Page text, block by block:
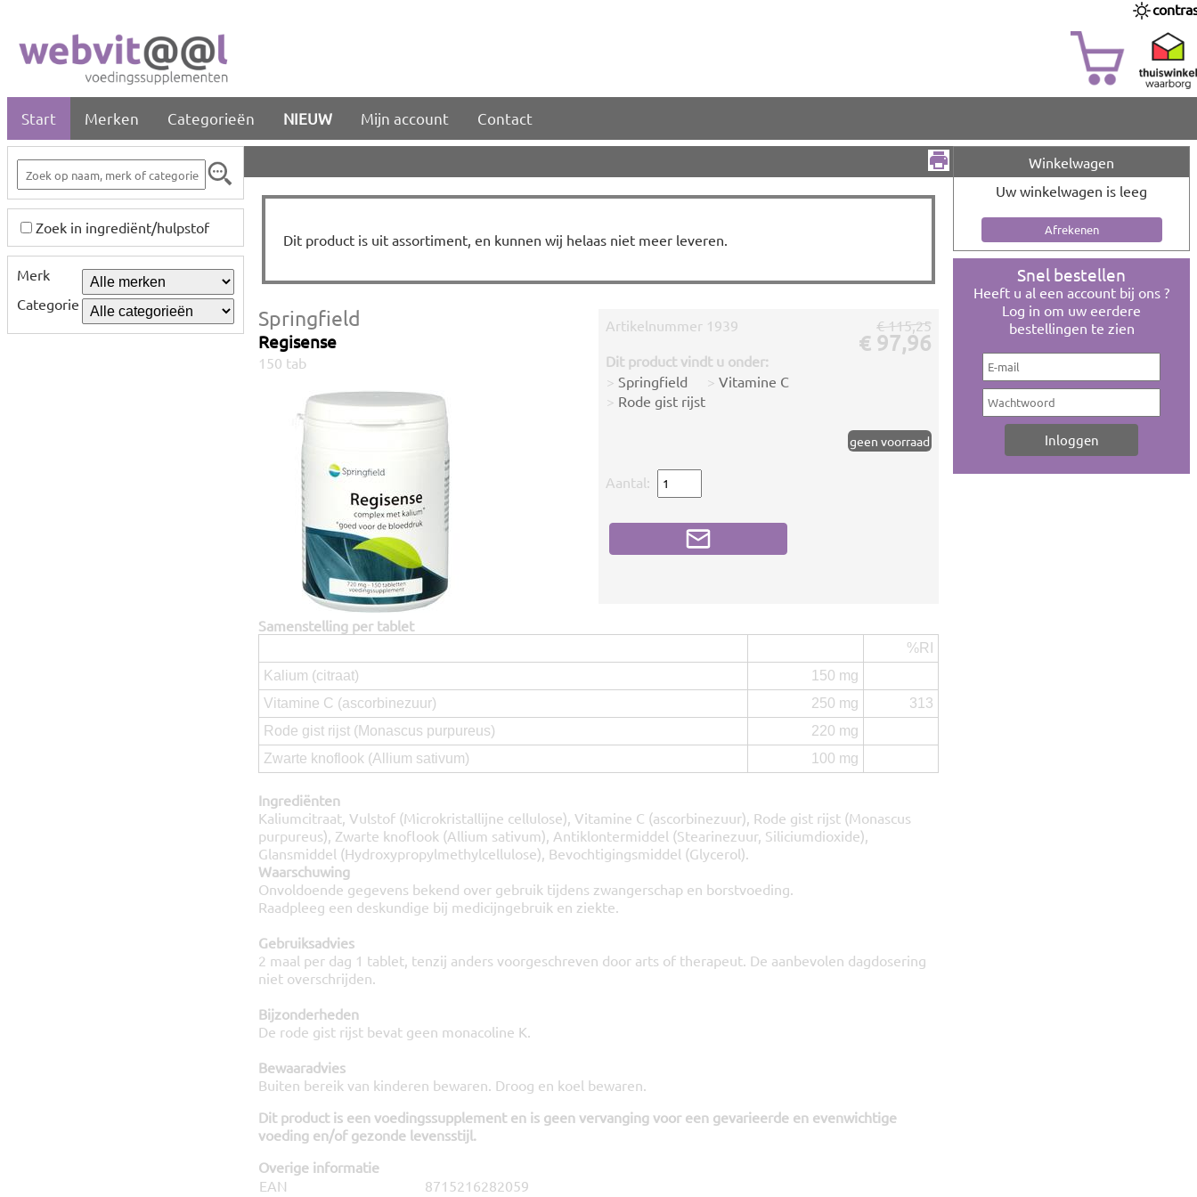
Start Merken Categorieën NIEUW Mijn account Contact
Zoek in ingrediënt/hulpstof
Merk
Categorie
Dit product is uit assortiment, en kunnen wij helaas niet meer leveren.
Springfield
Regisense
150 tab
Artikelnummer 1939
Dit product vindt u onder:
> Springfield > Vitamine C
> Rode gist rijst
€ 115,25
€ 97,96
geen voorraad
Aantal:
Samenstelling per tablet
%RI
Kalium (citraat)
150 mg
Vitamine C (ascorbinezuur)
250 mg
313
Rode gist rijst (Monascus purpureus)
220 mg
Zwarte knoflook (Allium sativum)
100 mg
Ingrediënten
Kaliumcitraat, Vulstof (Microkristallijne cellulose), Vitamine C (ascorbinezuur), Rode gist rijst (Monascus
purpureus), Zwarte knoflook (Allium sativum), Antiklontermiddel (Stearinezuur, Siliciumdioxide),
Glansmiddel (Hydroxypropylmethylcellulose), Bevochtigingsmiddel (Glycerol).
Waarschuwing
Onvoldoende gegevens bekend over gebruik tijdens zwangerschap en borstvoeding.
Raadpleeg een deskundige bij medicijngebruik en ziekte.
Gebruiksadvies
2 maal per dag 1 tablet, tenzij anders voorgeschreven door arts of therapeut. De aanbevolen dagdosering
niet overschrijden.
Bijzonderheden
De rode gist rijst bevat geen monacoline K.
Bewaaradvies
Buiten bereik van kinderen bewaren. Droog en koel bewaren.
Dit product is een voedingssupplement en is geen vervanging voor een gevarieerde en evenwichtige
voeding en/of gezonde levensstijl.
Overige informatie
EAN
8715216282059
Winkelwagen
Uw winkelwagen is leeg
Snel bestellen
Heeft u al een account bij ons ?
Log in om uw eerdere
bestellingen te zien